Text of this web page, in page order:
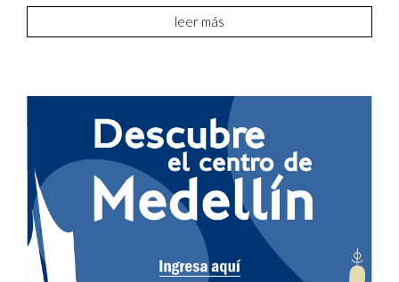
leer más